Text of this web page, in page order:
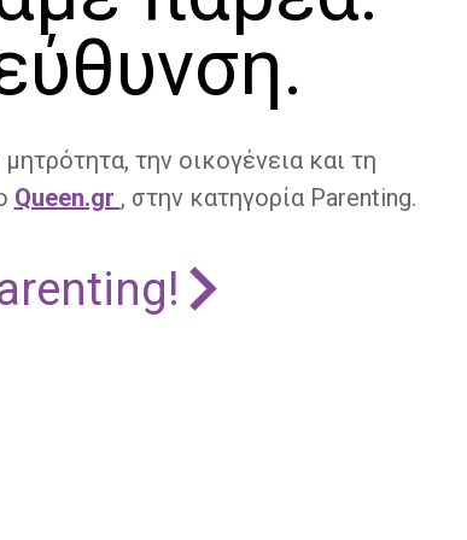
την οικογένεια και τη
Queen.gr , στην κατηγορία Parenting.